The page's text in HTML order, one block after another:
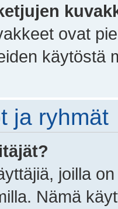
ovat
käytöstä
ja ryhmät
joilla
Nämä